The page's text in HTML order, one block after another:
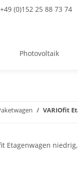
(0)152 25 88 73 74
Photovoltaik
VARIOfit